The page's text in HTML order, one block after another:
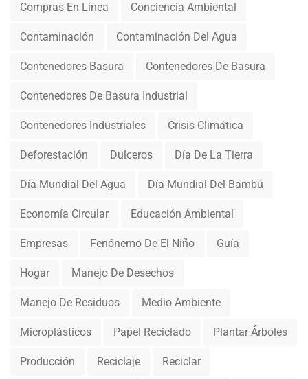
Compras En Línea Conciencia Ambiental
Contaminación Contaminación Del Agua
Contenedores Basura Contenedores De Basura
Contenedores De Basura Industrial
Contenedores Industriales Crisis Climática
Deforestación Dulceros Día De La Tierra
Día Mundial Del Agua Día Mundial Del Bambú
Economía Circular Educación Ambiental
Empresas Fenónemo De El Niño Guía
Hogar Manejo De Desechos
Manejo De Residuos Medio Ambiente
Microplásticos Papel Reciclado Plantar Árboles
Producción Reciclaje Reciclar